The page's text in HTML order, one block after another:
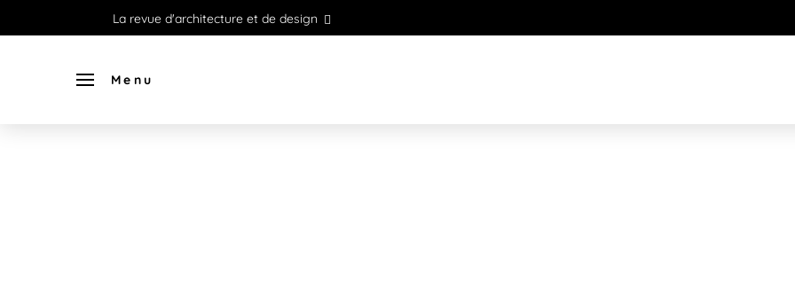
La revue d'architecture et de design
Menu